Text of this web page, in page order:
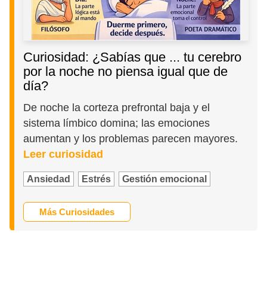
Curiosidad: ¿Sabías que ... tu cerebro
por la noche no piensa igual que de
día?
De noche la corteza prefrontal baja y el
sistema límbico domina; las emociones
aumentan y los problemas parecen mayores.
Leer curiosidad
Ansiedad Estrés Gestión emocional
Más Curiosidades